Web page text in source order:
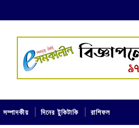
দিনের টুকিটাকি রাশিফল